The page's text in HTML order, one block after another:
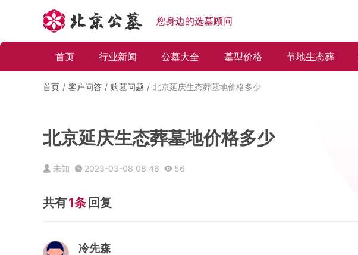
您身边的选墓顾问
首页 行业新闻 公墓大全 墓型价格 节地生态葬
首页 客户问答 购墓问题 北京延庆生态葬墓地价格多少
北京延庆生态葬墓地价格多少
未知 2023-03-08 08:46 56
共有1条 回复
冷先森